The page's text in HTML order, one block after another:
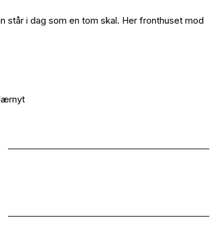
står i dag som en tom skal. Her fronthuset mod